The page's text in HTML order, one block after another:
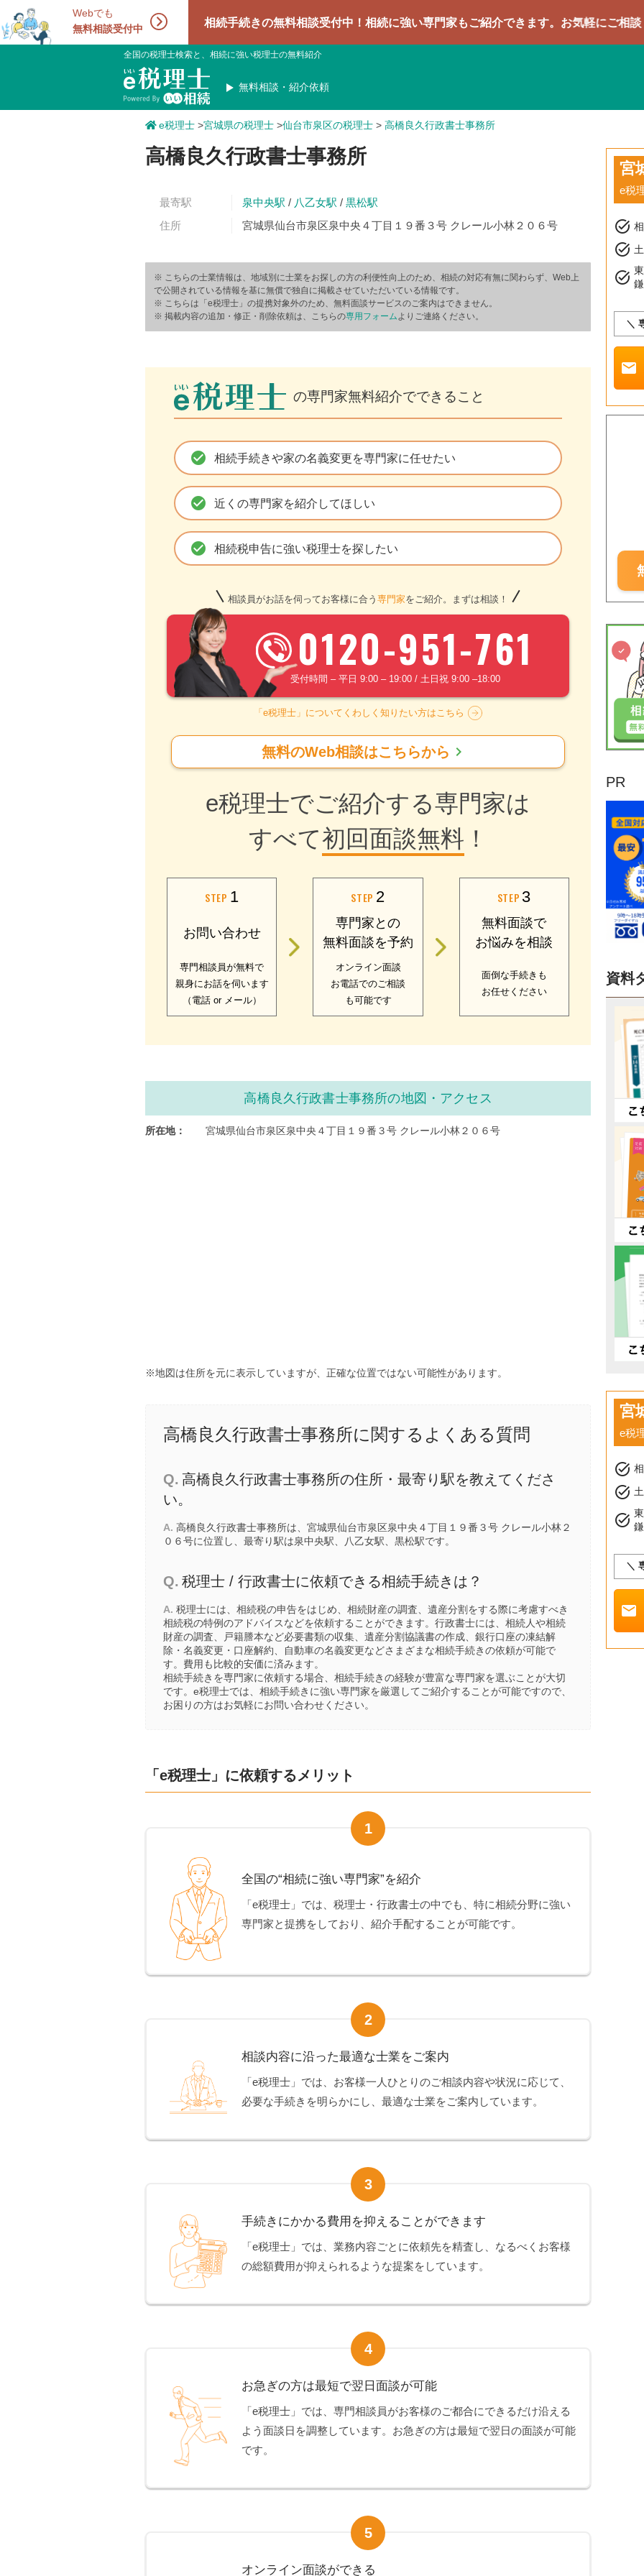
Webでも
無料相談受付中
相続手続きの無料相談受付中！相続に強い専門家もご紹介できます。お気軽にご相談ください
全国の税理士検索と、相続に強い税理士の無料紹介
無料相談・紹介依頼
e税理士 >宮城県の税理士 >仙台市泉区の税理士 > 高橋良久行政書士事務所
高橋良久行政書士事務所
最寄駅 泉中央駅 / 八乙女駅 / 黒松駅
住所
宮城県仙台市泉区泉中央４丁目１９番３号 クレール小林２０６号
※ こちらの士業情報は、地域別に士業をお探しの方の利便性向上のため、相続の対応有無に関わらず、Web上
で公開されている情報を基に無償で独自に掲載させていただいている情報です。
※ こちらは「e税理士」の提携対象外のため、無料面談サービスのご案内はできません。
※ 掲載内容の追加・修正・削除依頼は、こちらの専用フォームよりご連絡ください。
の専門家無料紹介でできること
check_circle 相続手続きや家の名義変更を専門家に任せたい
check_circle 近くの専門家を紹介してほしい
check_circle 相続税申告に強い税理士を探したい
相談員がお話を伺ってお客様に合う専門家をご紹介。まずは相談！
0120-951-761
受付時間 – 平日 9:00 – 19:00 / 土日祝 9:00 –18:00
「e税理士」についてくわしく知りたい方はこちら
無料のWeb相談はこちらから chevron_right
e税理士でご紹介する専門家は
すべて初回面談無料 ！
STEP 1
お問い合わせ
専門相談員が無料で
親身にお話を伺います
（電話 or メール）
STEP 2
専門家との
無料面談を予約
オンライン面談
お電話でのご相談
も可能です
STEP 3
無料面談で
お悩みを相談
面倒な手続きも
お任せください
高橋良久行政書士事務所の地図・アクセス
所在地： 宮城県仙台市泉区泉中央４丁目１９番３号 クレール小林２０６号
※地図は住所を元に表示していますが、正確な位置ではない可能性があります。
高橋良久行政書士事務所に関するよくある質問
Q. 高橋良久行政書士事務所の住所・最寄り駅を教えてくださ
い。
A. 高橋良久行政書士事務所は、宮城県仙台市泉区泉中央４丁目１９番３号 クレール小林２
０６号に位置し、最寄り駅は泉中央駅 八乙女駅 黒松駅です。
Q. 税理士 / 行政書士に依頼できる相続手続きは？
A. 税理士には、相続税の申告をはじめ、相続財産の調査、遺産分割をする際に考慮すべき
相続税の特例のアドバイスなどを依頼することができます。行政書士には、相続人や相続
財産の調査、戸籍謄本など必要書類の収集、遺産分割協議書の作成、銀行口座の凍結解
除・名義変更・口座解約、自動車の名義変更などさまざまな相続手続きの依頼が可能で
す。費用も比較的安価に済みます。
相続手続きを専門家に依頼する場合、相続手続きの経験が豊富な専門家を選ぶことが大切
です。e税理士では、相続手続きに強い専門家を厳選してご紹介することが可能ですので、
お困りの方はお気軽にお問い合わせください。
「e税理士」に依頼するメリット
1
全国の“相続に強い専門家”を紹介
「e税理士」では、税理士・行政書士の中でも、特に相続分野に強い
専門家と提携をしており、紹介手配することが可能です。
2
相談内容に沿った最適な士業をご案内
「e税理士」では、お客様一人ひとりのご相談内容や状況に応じて、
必要な手続きを明らかにし、最適な士業をご案内しています。
3
手続きにかかる費用を抑えることができます
「e税理士」では、業務内容ごとに依頼先を精査し、なるべくお客様
の総額費用が抑えられるような提案をしています。
4
お急ぎの方は最短で翌日面談が可能
「e税理士」では、専門相談員がお客様のご都合にできるだけ沿える
よう面談日を調整しています。お急ぎの方は最短で翌日の面談が可能
です。
5
オンライン面談ができる
宮
e税
task_alt
task_alt
task_alt
＼
mail
PR
資料
宮
e税
task_alt
task_alt
task_alt
＼
mail